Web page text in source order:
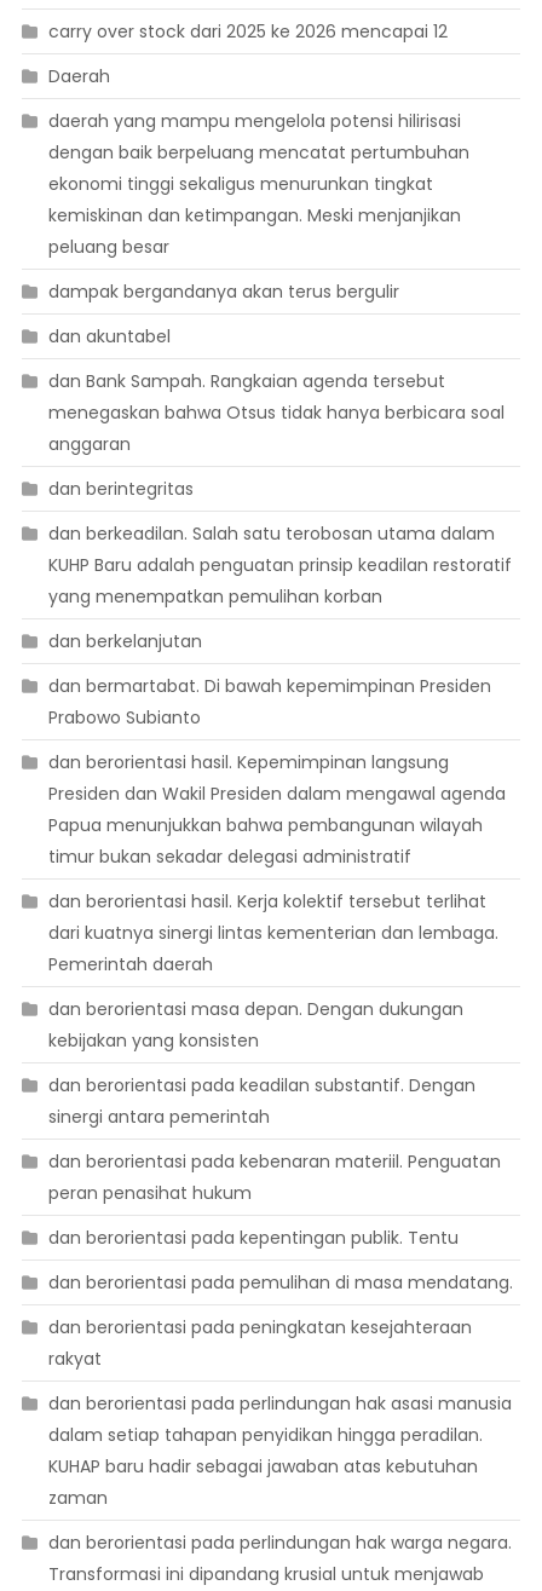
carry over stock dari 2025 ke 2026 mencapai 12
Daerah
daerah yang mampu mengelola potensi hilirisasi
dengan baik berpeluang mencatat pertumbuhan
ekonomi tinggi sekaligus menurunkan tingkat
kemiskinan dan ketimpangan. Meski menjanjikan
peluang besar
dampak bergandanya akan terus bergulir
dan akuntabel
dan Bank Sampah. Rangkaian agenda tersebut
menegaskan bahwa Otsus tidak hanya berbicara soal
anggaran
dan berintegritas
dan berkeadilan. Salah satu terobosan utama dalam
KUHP Baru adalah penguatan prinsip keadilan restoratif
yang menempatkan pemulihan korban
dan berkelanjutan
dan bermartabat. Di bawah kepemimpinan Presiden
Prabowo Subianto
dan berorientasi hasil. Kepemimpinan langsung
Presiden dan Wakil Presiden dalam mengawal agenda
Papua menunjukkan bahwa pembangunan wilayah
timur bukan sekadar delegasi administratif
dan berorientasi hasil. Kerja kolektif tersebut terlihat
dari kuatnya sinergi lintas kementerian dan lembaga.
Pemerintah daerah
dan berorientasi masa depan. Dengan dukungan
kebijakan yang konsisten
dan berorientasi pada keadilan substantif. Dengan
sinergi antara pemerintah
dan berorientasi pada kebenaran materiil. Penguatan
peran penasihat hukum
dan berorientasi pada kepentingan publik. Tentu
dan berorientasi pada pemulihan di masa mendatang.
dan berorientasi pada peningkatan kesejahteraan
rakyat
dan berorientasi pada perlindungan hak asasi manusia
dalam setiap tahapan penyidikan hingga peradilan.
KUHAP baru hadir sebagai jawaban atas kebutuhan
zaman
dan berorientasi pada perlindungan hak warga negara.
Transformasi ini dipandang krusial untuk menjawab